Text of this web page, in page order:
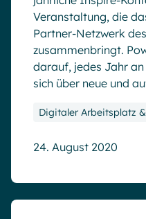
Veranstaltung, die
Partner-Netzwerk
zusammenbringt.
darauf, jedes Jahr
sich über neue und
Digitaler Arbeitsplatz
24. August 2020